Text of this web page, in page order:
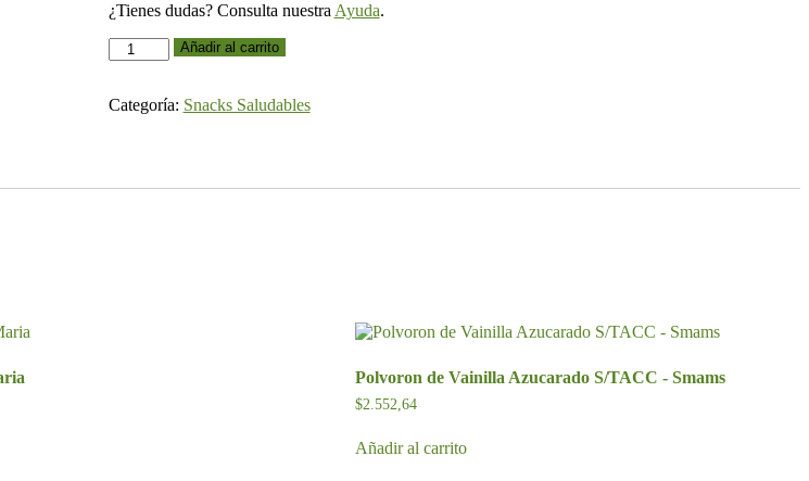
¿Tienes dudas? Consulta nuestra Ayuda.
Veggie
snacks
Barbacoa
Añadir al carrito
Categoría: Snacks Saludables
Polvoron de Vainilla Azucarado S/TACC - Smams
$2.552,64
Añadir al carrito